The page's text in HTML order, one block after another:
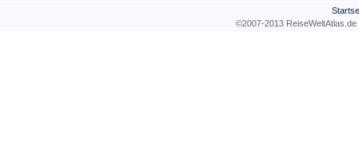
©2007-2013